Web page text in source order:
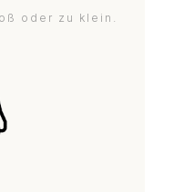
oder zu klein.